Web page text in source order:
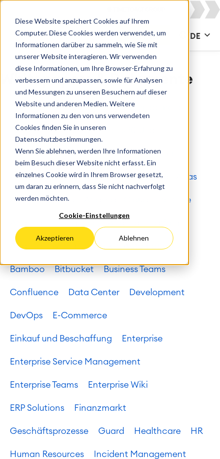
Diese Website speichert Cookies auf Ihrem
Computer. Diese Cookies werden verwendet, um
Informationen darüber zu sammeln, wie Sie mit
unserer Website interagieren. Wir verwenden
diese Informationen, um Ihre Browser-Erfahrung zu
verbessern und anzupassen, sowie für Analysen
und Messungen zu unseren Besuchern auf dieser
Website und anderen Medien. Weitere
Informationen zu den von uns verwendeten
Cookies finden Sie in unseren
Datenschutzbestimmungen.
Wenn Sie ablehnen, werden Ihre Informationen
beim Besuch dieser Website nicht erfasst. Ein
einzelnes Cookie wird in Ihrem Browser gesetzt,
um daran zu erinnern, dass Sie nicht nachverfolgt
werden möchten.
Cookie-Einstellungen
Akzeptieren Ablehnen
KONTAKT DE
Whitepapers & Dokumente
All Agile & DevOps Agile Development
Apps for Confluence Apps für Jira
Artificial Intelligence Asset Management
Atlassian Atlassian Access Atlassian Atlas
Atlassian Cloud Atlassian Cloud Enterprise
Atlassian System of Work Automotive DE
Bamboo Bitbucket Business Teams
Confluence Data Center Development
DevOps E-Commerce
Einkauf und Beschaffung Enterprise
Enterprise Service Management
Enterprise Teams Enterprise Wiki
ERP Solutions Finanzmarkt
Geschäftsprozesse Guard Healthcare HR
Human Resources Incident Management